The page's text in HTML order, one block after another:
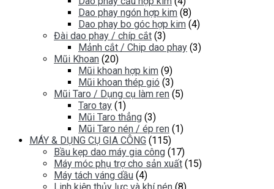
Dao phay ngón hợp kim (8)
Dao phay bo góc hợp kim (4)
Đài dao phay / chíp cắt (3)
Mảnh cắt / Chip dao phay (3)
Mũi Khoan (20)
Mũi khoan hợp kim (9)
Mũi khoan thép gió (3)
Mũi Taro / Dụng cụ làm ren (5)
Taro tay (1)
Mũi Taro thẳng (3)
Mũi Taro nén / ép ren (1)
MÁY & DỤNG CỤ GIA CÔNG (115)
Bầu kẹp dao máy gia công (17)
Máy móc phụ trợ cho sản xuất (15)
Máy tách váng dầu (4)